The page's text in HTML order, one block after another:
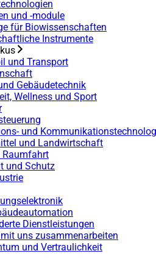
und -module
für Biowissenschaften
Instrumente
und Transport
Gebäudetechnik
Wellness und Sport
und
und Landwirtschaft
Raumfahrt
und Schutz
Dienstleistungen
uns zusammenarbeiten
und Vertraulichkeit